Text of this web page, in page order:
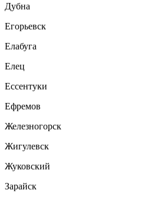
Дубна
Егорьевск
Елабуга
Елец
Ессентуки
Ефремов
Железногорск
Жигулевск
Жуковский
Зарайск